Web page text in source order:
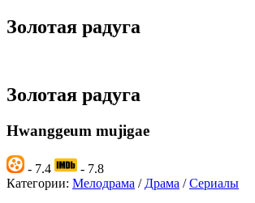
Золотая радуга
Золотая радуга
Hwanggeum mujigae
- 7.4
- 7.8
Категории: Мелодрама / Драма /Сериалы